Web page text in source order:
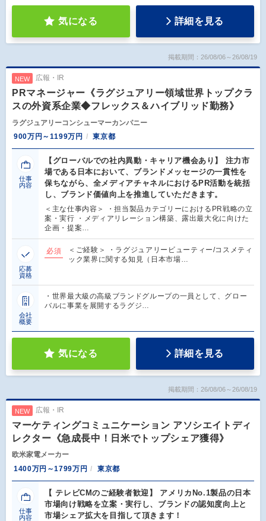
気になる 詳細を見る
掲載期間：26/08/06～26/08/19
NEW 広報・IR
PRマネージャー《ラグジュアリー領域世界トップクラ
スの外資系企業◆フレックス＆ハイブリッド勤務》
ラグジュアリーコンシューマーカンパニー
900万円～1199万円
東京都
仕事
内容
【グローバルでの社内異動・キャリア機会あり】 注力市
場である日本において、ブランドメッセージの一貫性を
保ちながら、全メディアチャネルにおけるPR活動を統括
し、ブランド価値向上を推進していただきます。
＜主な仕事内容＞ ・担当製品カテゴリーにおけるPR戦略の立
案・実行 ・メディアリレーション構築、露出最大化に向けた
企画・提案…
応募
資格
必須
＜ご経験＞ ・ラグジュアリービューティー/コスメティ
ック業界に関する知見（日本市場…
会社
概要
・世界最大級の高級ブランドグループの一員として、グロー
バルに事業を展開するラグジ…
気になる 詳細を見る
掲載期間：26/08/06～26/08/19
NEW 広報・IR
マーケティングコミュニケーション アソシエイトディ
レクター《急成長中！日米でトップシェア獲得》
欧米家電メーカー
1400万円～1799万円
東京都
仕事
内容
【 テレビCMのご経験者歓迎】 アメリカNo.1製品の日本
市場向け戦略を立案・実行し、ブランドの認知度向上と
市場シェア拡大を目指して頂きます！